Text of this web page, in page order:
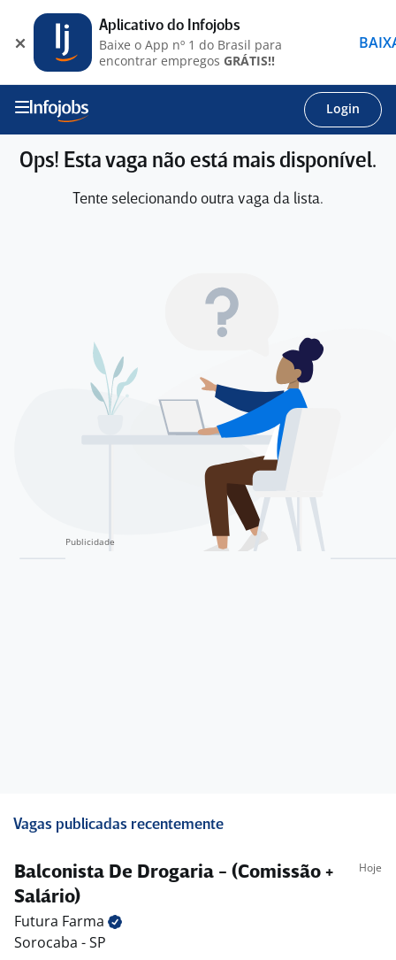
Login
Ops! Esta vaga não está mais disponível.
Tente selecionando outra vaga da lista.
Vagas publicadas recentemente
Balconista De Drogaria - (Comissão +
Salário)
Hoje
Futura Farma
Sorocaba - SP
Aplicativo do Infojobs
Baixe o App nº 1 do Brasil para
encontrar empregos GRÁTIS!!